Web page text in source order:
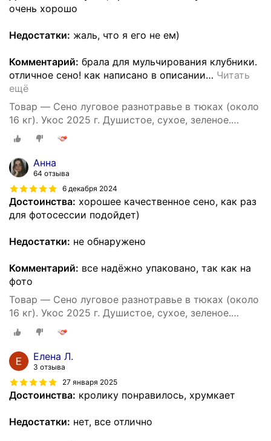
очень хорошо
Недостатки: жаль, что я его не ем)
Комментарий: брала для мульчирования клубники.
отличное сено! как написано в описании… Читать
ещё
Товар — Сено луговое разнотравье в тюках (около
16 кг). Укос 2025 г. Душистое, сухое, зеленое.
Натуральный корм и подстилка для собак.
Анна
64 отзыва
6 декабря 2024
Достоинства: хорошее качественное сено, как раз
для фотосессии подойдет)
Недостатки: не обнаружено
Комментарий: все надёжно упаковано, так как на
фото
Товар — Сено луговое разнотравье в тюках (около
16 кг). Укос 2025 г. Душистое, сухое, зеленое.
Натуральный корм и подстилка для собак.
Елена Л.
3 отзыва
27 января 2025
Достоинства: кролику понравилось, хрумкает
Недостатки: нет, все отлично